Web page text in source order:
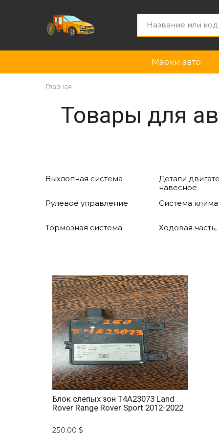
Марки авто
Главная
Товары для
Выхлопная система
Детали
навесное
Рулевое управление
Система
Тормозная система Ходовая
Блок слепых зон T4A23073 Land
Rover Range Rover Sport 2012-2022
250.00 $